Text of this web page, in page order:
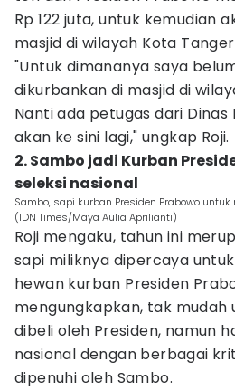
Rp 122 juta, untuk kemudian
masjid di wilayah Kota
"Untuk dimananya saya
dikurbankan di masjid di
Nanti ada petugas dari
akan ke sini lagi," ungkap Roji.
2. Sambo jadi Kurban
seleksi nasional
Sambo, sapi kurban Presiden Prabowo
(IDN Times/Maya Aulia Aprilianti)
Roji mengaku, tahun ini
sapi miliknya dipercaya
hewan kurban Presiden
mengungkapkan, tak mudah
dibeli oleh Presiden, namun
nasional dengan berbagai
dipenuhi oleh Sambo.